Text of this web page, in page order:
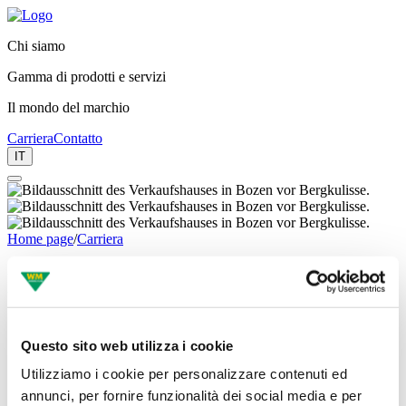
Questo sito web utilizza i cookie
Utilizziamo i cookie per personalizzare contenuti ed
annunci, per fornire funzionalità dei social media e per
Chi siamo
Gamma di prodotti e servizi
Il mondo del marchio
CarrieraContatto
IT
Home page/Carriera
ENTRA e PARTI con coi!
Carriera presso WM Autoricambi.